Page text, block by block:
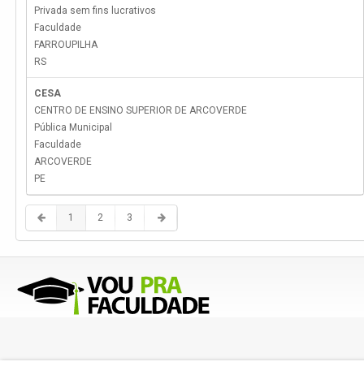
Privada sem fins lucrativos
Faculdade
FARROUPILHA
RS
CESA
CENTRO DE ENSINO SUPERIOR DE ARCOVERDE
Pública Municipal
Faculdade
ARCOVERDE
PE
1 2 3